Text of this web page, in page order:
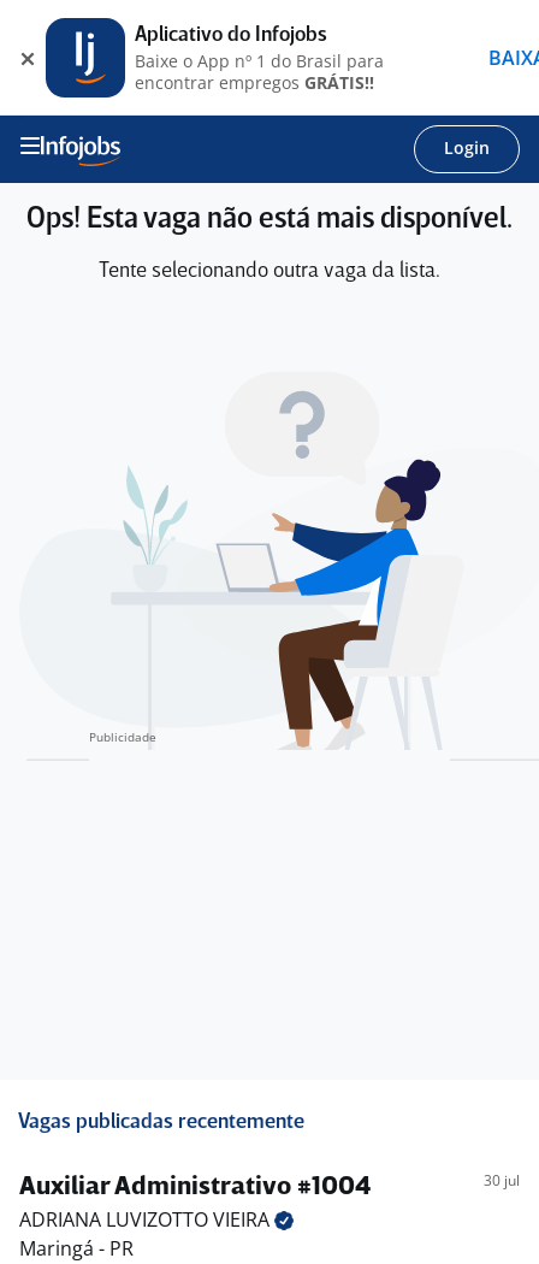
Login
Ops! Esta vaga não está mais disponível.
Tente selecionando outra vaga da lista.
Vagas publicadas recentemente
Auxiliar Administrativo #1004 30 jul
ADRIANA LUVIZOTTOVIEIRA
Maringá - PR
Aplicativo do Infojobs
Baixe o App nº 1 do Brasil para
encontrar empregos GRÁTIS!!